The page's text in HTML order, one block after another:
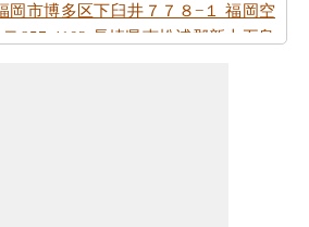
岡市博多区下臼井７７８−１ 福岡空
857-4102 長崎県南松浦郡新上五島